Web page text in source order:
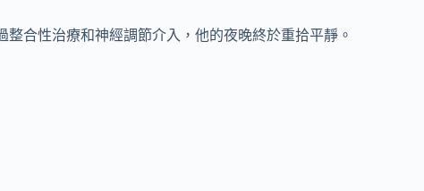
整合性治療和神經調節介入，他的夜晚終於重拾平靜。